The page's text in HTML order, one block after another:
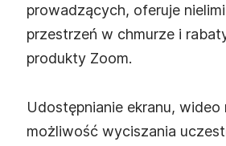
prowadzących, oferuje
przestrzeń w chmurze i
produkty Zoom.
Udostępnianie ekranu,
możliwość wyciszania